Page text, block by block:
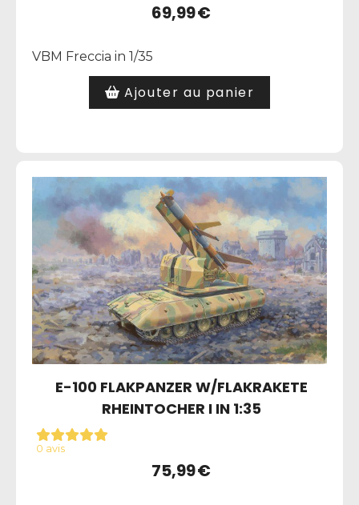
69,99€
VBM Freccia in 1/35
Ajouter au panier
E-100 FLAKPANZER W/FLAKRAKETE
RHEINTOCHER I IN 1:35
0 avis
75,99€